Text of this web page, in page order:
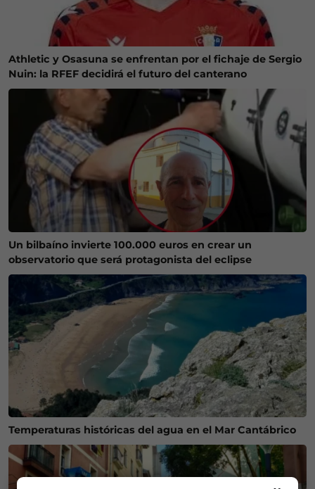
Athletic y Osasuna se enfrentan por el fichaje de Sergio
Nuin: la RFEF decidirá el futuro del canterano
Un bilbaíno invierte 100.000 euros en crear un
observatorio que será protagonista del eclipse
Temperaturas históricas del agua en el Mar Cantábrico